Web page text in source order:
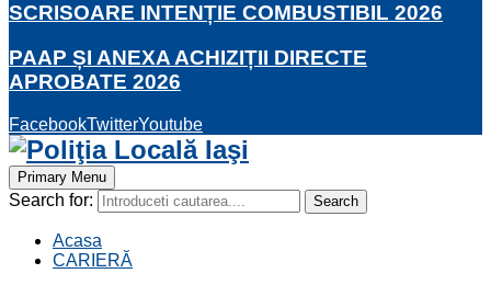
SCRISOARE INTENȚIE COMBUSTIBIL 2026
PAAP ȘI ANEXA ACHIZIȚII DIRECTE
APROBATE 2026
FacebookTwitterYoutube
Primary Menu
Search for: Search
Acasa
CARIERĂ